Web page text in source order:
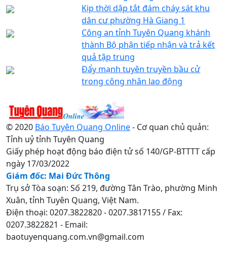
Kịp thời dập tắt đám cháy sát khu
dân cư phường Hà Giang 1
Công an tỉnh Tuyên Quang khánh
thành Bộ phận tiếp nhận và trả kết
quả tập trung
Đẩy mạnh tuyên truyền bầu cử
trong công nhân lao động
© 2020 Báo Tuyên Quang Online- Cơ quan chủ quản:
Tỉnh uỷ tỉnh Tuyên Quang
Giấy phép hoạt động báo điện tử số 140/GP-BTTTT cấp
ngày 17/03/2022
Giám đốc: Mai Đức Thông
Trụ sở Tòa soạn: Số 219, đường Tân Trào, phường Minh
Xuân, tỉnh Tuyên Quang, Việt Nam.
Điện thoại: 0207.3822820 - 0207.3817155 / Fax:
0207.3822821 - Email:
baotuyenquang.com.vn@gmail.com